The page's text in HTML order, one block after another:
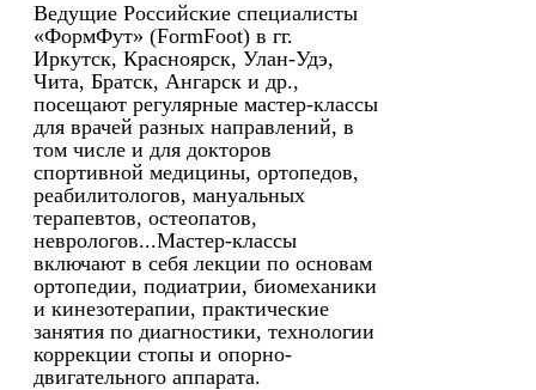
Ведущие Российские специалисты
«ФормФут» (FormFoot) в гг.
Иркутск, Красноярск, Улан-Удэ,
Чита, Братск, Ангарск и др.,
посещают регулярные мастер-классы
для врачей разных направлений, в
том числе и для докторов
спортивной медицины, ортопедов,
реабилитологов, мануальных
терапевтов, остеопатов,
неврологов...Мастер-классы
включают в себя лекции по основам
ортопедии, подиатрии, биомеханики
и кинезотерапии, практические
занятия по диагностики, технологии
коррекции стопы и опорно-
двигательного аппарата.